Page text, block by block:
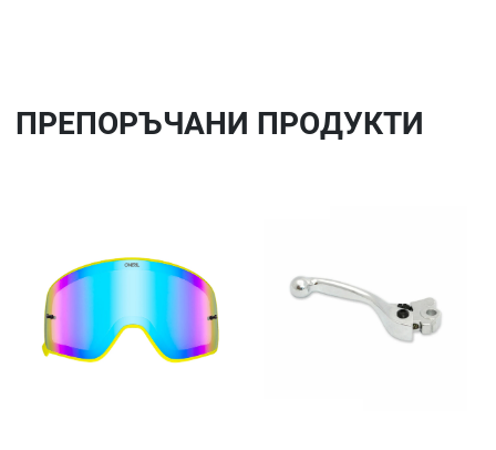
ПРЕПОРЪЧАНИ ПРОДУКТИ
Quick View